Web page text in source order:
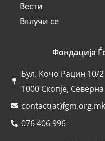
Вести
Вклучи се
Фондација
Бул. Кочо Рацин 10/2
1000 Скопје,
contact(at)fgm.org.mk
076 406 996